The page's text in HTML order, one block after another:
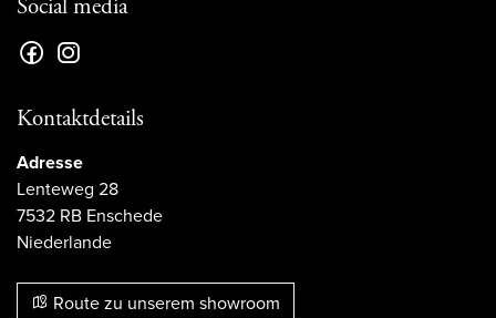
Social media
Kontaktdetails
Adresse
Lenteweg 28
7532 RB Enschede
Niederlande
Route zu unserem showroom